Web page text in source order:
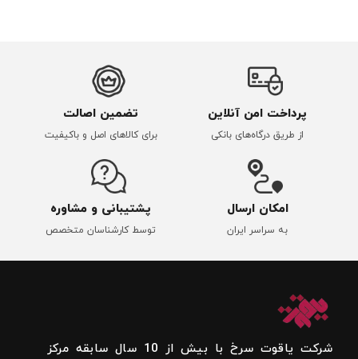
پرداخت امن آنلاین
از طریق درگاه‌های بانکی
تضمین اصالت
برای کالاهای اصل و باکیفیت
امکان ارسال
به سراسر ایران
پشتیبانی و مشاوره
توسط کارشناسان متخصص
شرکت یاقوت سرخ با بیش از 10 سال سابقه مرکز